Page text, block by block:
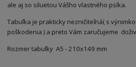
ale aj so siluetou Vášho vlastného psíka.
Tabuľka je prakticky nezničiteľná( s
poškodenia ) a preto Vám zaručujeme
Rozmer tabuľky A5 - 210x149 mm